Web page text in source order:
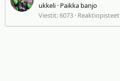
ukkeli · Paikka banjo
Viestit 6073 Reaktiopisteet